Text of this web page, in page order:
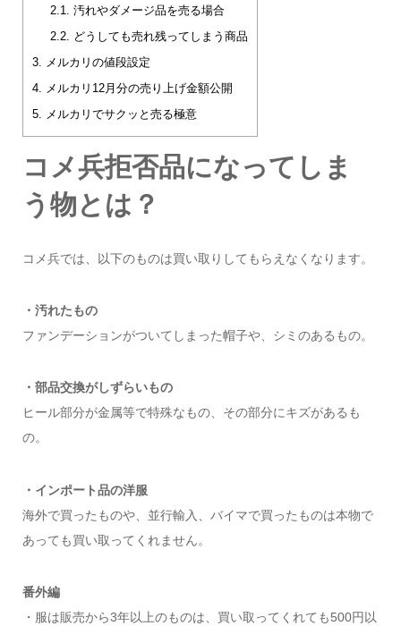
2.1. 汚れやダメージ品を売る場合
2.2. どうしても売れ残ってしまう商品
3. メルカリの値段設定
4. メルカリ12月分の売り上げ金額公開
5. メルカリでサクッと売る極意
コメ兵拒否品になってしま
う物とは？
コメ兵では、以下のものは買い取りしてもらえなくなります。
・汚れたもの
ファンデーションがついてしまった帽子や、シミのあるもの。
・部品交換がしずらいもの
ヒール部分が金属等で特殊なもの、その部分にキズがあるも
の。
・インポート品の洋服
海外で買ったものや、並行輸入、バイマで買ったものは本物で
あっても買い取ってくれません。
番外編
・服は販売から3年以上のものは、買い取ってくれても500円以